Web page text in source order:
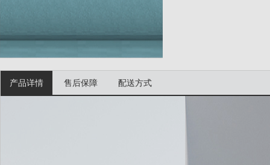
产品详情 售后保障 配送方式